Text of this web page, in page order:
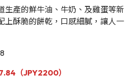
生產的鮮牛油、牛奶、及雞蛋等新
上酥脆的餅乾，口感細膩，讓人一
（JPY2200）